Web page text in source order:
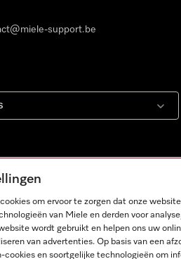
support.be
om ervoor te zorgen dat onze
van Miele en derden voor
wordt gebruikt en helpen ons uw
van advertenties. Op basis van een
cookies en soortgelijke technologieën om